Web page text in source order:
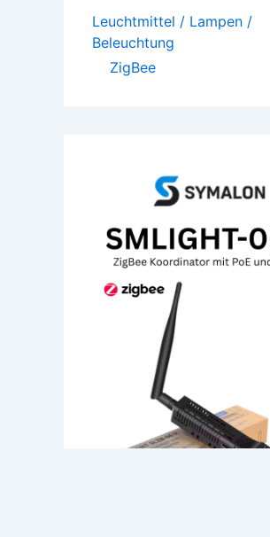
Leuchtmittel / Lampen /
Beleuchtung
ZigBee